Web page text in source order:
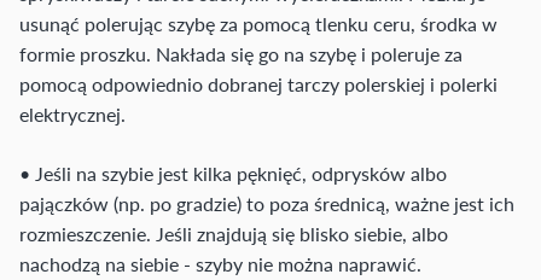
usunąć polerując szybę za pomocą tlenku ceru, środka w
formie proszku. Nakłada się go na szybę i poleruje za
pomocą odpowiednio dobranej tarczy polerskiej i polerki
elektrycznej.
• Jeśli na szybie jest kilka pęknięć, odprysków albo
pajączków (np. po gradzie) to poza średnicą, ważne jest ich
rozmieszczenie. Jeśli znajdują się blisko siebie, albo
nachodzą na siebie - szyby nie można naprawić.